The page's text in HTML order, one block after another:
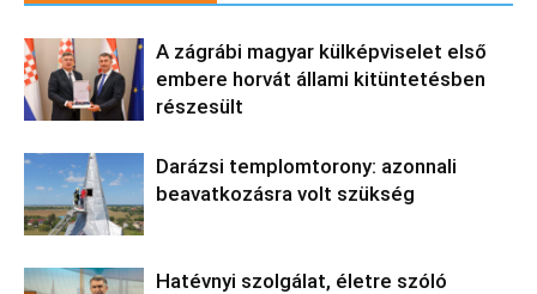
A zágrábi magyar külképviselet első
embere horvát állami kitüntetésben
részesült
Darázsi templomtorony: azonnali
beavatkozásra volt szükség
Hatévnyi szolgálat, életre szóló